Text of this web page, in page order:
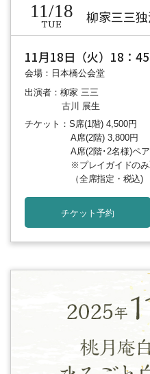
11/18
TUE 柳家三三
11月18日（火）18：
会場：日本橋公会堂
出演者：柳家 三三
古川 展生
チケット：S席(1階) 4,500円
A席(2階) 3,800円
A席(2階･2名様)ペ
※プレイガイドの
（全席指定・税込)
チケット予約